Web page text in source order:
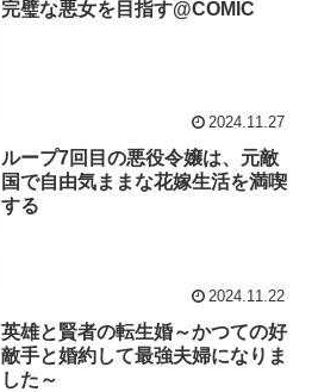
完璧な悪女を目指す@COMIC
2024.11.27
ループ7回目の悪役令嬢は、元敵
国で自由気ままな花嫁生活を満喫
する
2024.11.22
英雄と賢者の転生婚～かつての好
敵手と婚約して最強夫婦になりま
した～